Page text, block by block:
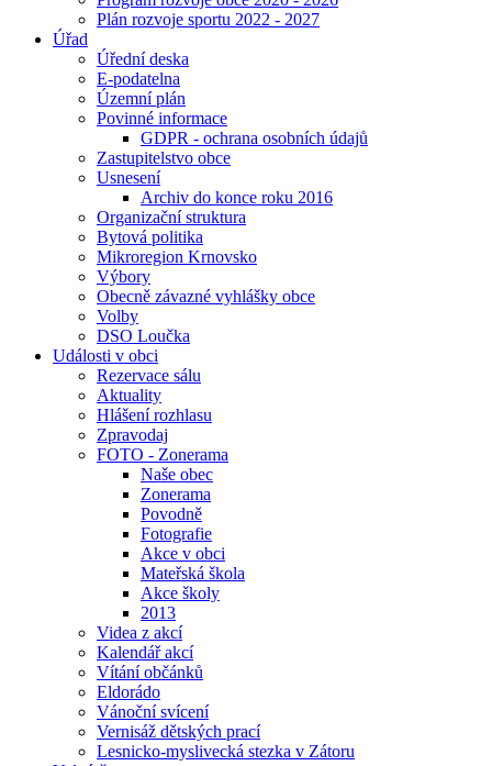
Plán rozvoje sportu 2022 - 2027
Úřad
Úřední deska
E-podatelna
Územní plán
Povinné informace
GDPR - ochrana osobních údajů
Zastupitelstvo obce
Usnesení
Archiv do konce roku 2016
Organizační struktura
Bytová politika
Mikroregion Krnovsko
Výbory
Obecně závazné vyhlášky obce
Volby
DSO Loučka
Události v obci
Rezervace sálu
Aktuality
Hlášení rozhlasu
Zpravodaj
FOTO - Zonerama
Naše obec
Zonerama
Povodně
Fotografie
Akce v obci
Mateřská škola
Akce školy
2013
Videa z akcí
Kalendář akcí
Vítání občánků
Eldorádo
Vánoční svícení
Vernisáž dětských prací
Lesnicko-myslivecká stezka v Zátoru